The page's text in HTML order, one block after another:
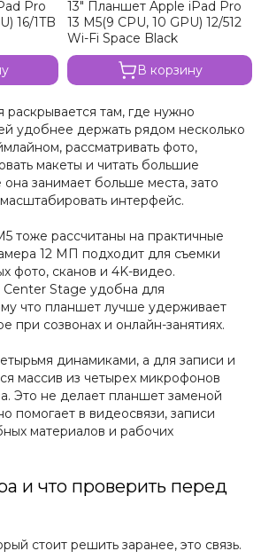
Pro
16/1TB
13" Планшет Apple iPad Pro
13 M5(9 CPU, 10 GPU) 12/512
Wi-Fi Space Black
В корзину
раскрывается там, где нужно
удобнее держать рядом несколько
рассматривать фото,
макеты и читать большие
занимает больше места, зато
интерфейс.
тоже рассчитаны на практичные
12 МП подходит для съемки
фото, сканов и 4K-видео.
Stage удобна для
что планшет лучше удерживает
при созвонах и онлайн-занятиях.
динамиками, а для записи и
массив из четырех микрофонов
Это не делает планшет заменой
помогает в видеосвязи, записи
материалов и рабочих
и что проверить перед
стоит решить заранее, это связь.